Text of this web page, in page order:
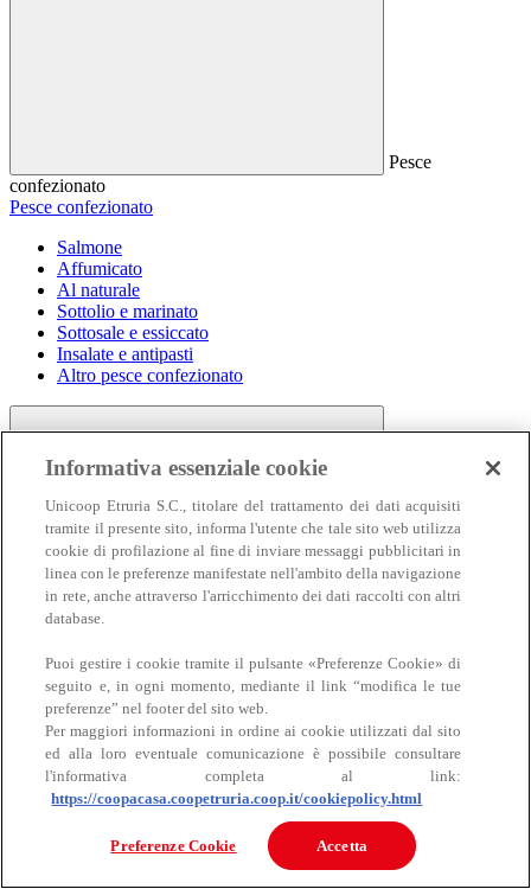
Pesce
confezionato
Pesce confezionato
Salmone
Affumicato
Al naturale
Sottolio e marinato
Sottosale e essiccato
Insalate e antipasti
Altro pesce confezionato
Carne
Carne
Bovino
Informativa essenziale cookie
Unicoop Etruria S.C., titolare del trattamento dei dati acquisiti
tramite il presente sito, informa l'utente che tale sito web utilizza
cookie di profilazione al fine di inviare messaggi pubblicitari in
linea con le preferenze manifestate nell'ambito della navigazione
in rete, anche attraverso l'arricchimento dei dati raccolti con altri
database.
Puoi gestire i cookie tramite il pulsante «Preferenze Cookie» di
seguito e, in ogni momento, mediante il link “modifica le tue
preferenze” nel footer del sito web.
Per maggiori informazioni in ordine ai cookie utilizzati dal sito
ed alla loro eventuale comunicazione è possibile consultare
l'informativa completa al link:
https://coopacasa.coopetruria.coop.it/cookiepolicy.html
Preferenze Cookie Accetta